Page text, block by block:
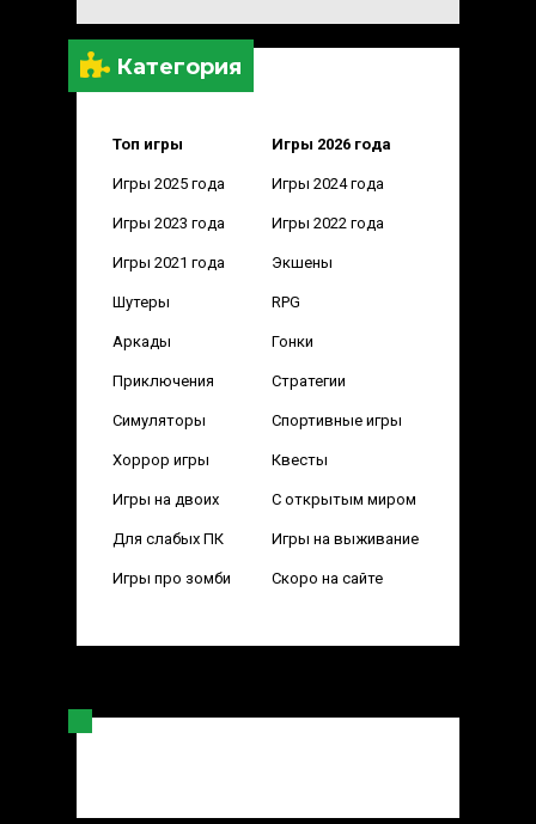
Категория
Топ игры Игры 2026 года
Игры 2025 года Игры 2024 года
Игры 2023 года Игры 2022 года
Игры 2021 года Экшены
Шутеры RPG
Аркады Гонки
Приключения Стратегии
Симуляторы Спортивные игры
Хоррор игры Квесты
Игры на двоих С открытым миром
Для слабых ПК Игры на выживание
Игры про зомби Скоро на сайте